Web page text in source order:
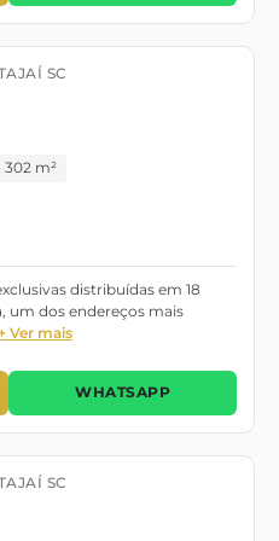
SC
302 m²
distribuídas em 18
um dos endereços mais
Ver mais
WHATSAPP
SC